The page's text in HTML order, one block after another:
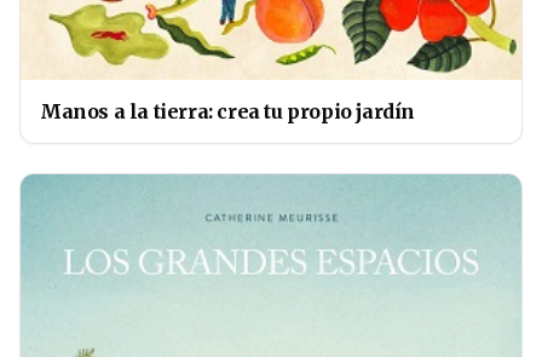
Manos a la tierra: crea tu propio jardín